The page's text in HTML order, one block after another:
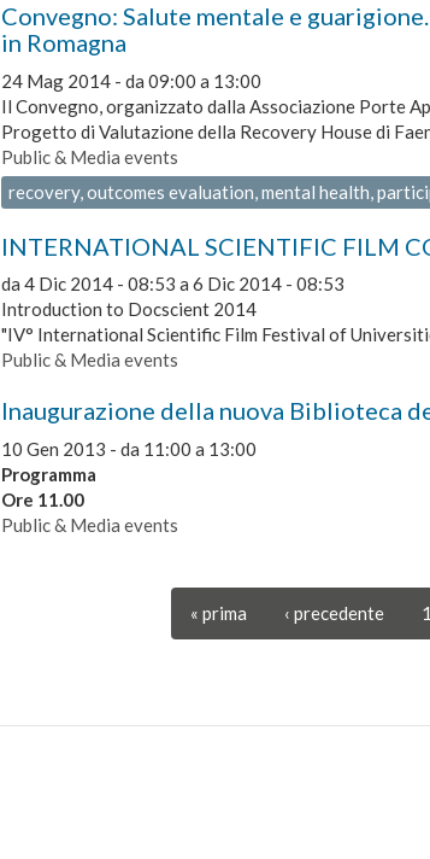
Convegno: Salute mentale e
in Romagna
24 Mag 2014 - da 09:00 a 13:00
Il Convegno, organizzato dalla Associazione Porte
Progetto di Valutazione della Recovery House di
Public & Media events
recovery, outcomes evaluation, mental health,
INTERNATIONAL SCIENTIFIC FILM
da 4 Dic 2014 - 08:53 a 6 Dic 2014 - 08:53
Introduction to Docscient 2014
"IV° International Scientific Film Festival of
Public & Media events
Inaugurazione della nuova Biblioteca
10 Gen 2013 - da 11:00 a 13:00
Programma
Ore 11.00
Public & Media events
« prima ‹ precedente 1